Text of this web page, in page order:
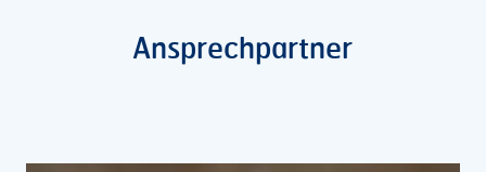
Ansprechpartner